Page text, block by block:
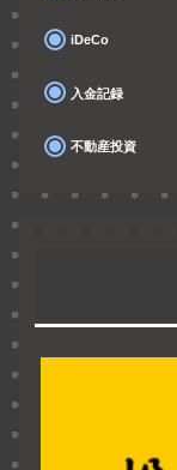
iDeCo
入金記録
不動産投資